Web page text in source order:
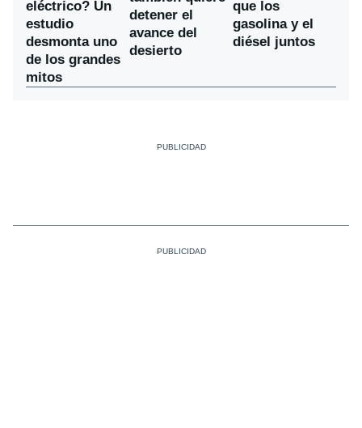
eléctrico? Un
estudio
desmonta uno
de los grandes
mitos
detener el
avance del
desierto
que los
gasolina y el
diésel juntos